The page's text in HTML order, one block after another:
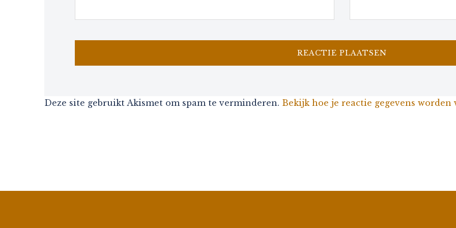
Deze site gebruikt Akismet om spam te verminderen. Bekijk hoe je reactie gegevens worden